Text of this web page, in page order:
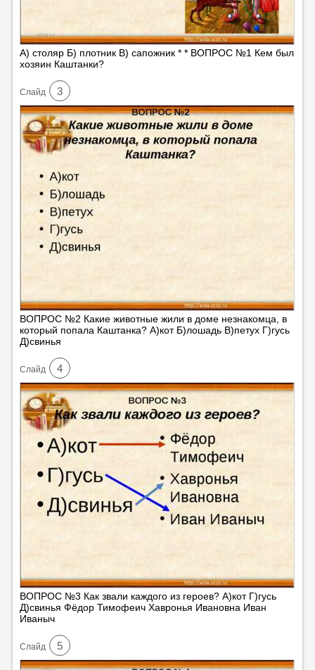
А) столяр Б) плотник В) сапожник * * ВОПРОС №1 Кем был
хозяин Каштанки?
Cлайд 3
ВОПРОС №2 Какие животные жили в доме незнакомца, в
который попала Каштанка? А)кот Б)лошадь В)петух Г)гусь
Д)свинья
Cлайд 4
ВОПРОС №3 Как звали каждого из героев? А)кот Г)гусь
Д)свинья Фёдор Тимофеич Хавронья Ивановна Иван
Иваныч
Cлайд 5